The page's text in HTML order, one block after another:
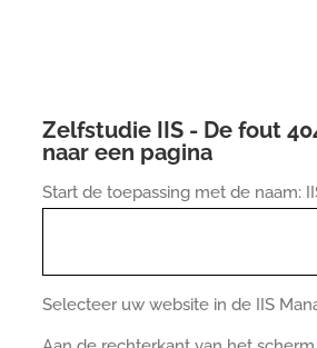
Zelfstudie IIS - De fout
naar een pagina
Start de toepassing met de naam:
Selecteer uw website in de IIS